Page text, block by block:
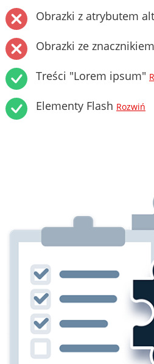
Obrazki z atrybutem alt
Obrazki ze
Treści "Lorem ipsum"
Elementy Flash Rozwiń